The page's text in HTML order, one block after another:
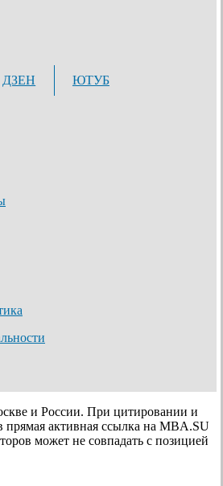
ДЗЕН ЮТУБ
и России. При цитировании и
прямая активная ссылка на MBA.SU
может не совпадать с позицией